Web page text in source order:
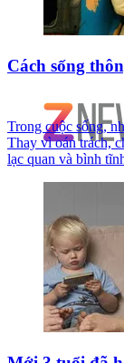
Cách sống
Trong cuộc sống,
Thay vì oán trách,
lạc quan và bình